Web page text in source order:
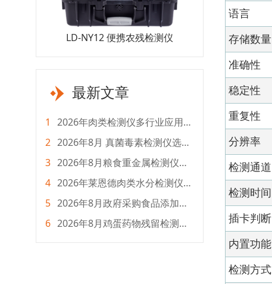
NY12 便携农残检测仪 LD-NSY 农兽药残留检测仪
最新文章
1
2026年肉类检测仪多行业应用选
购指南
2 2026年8月 真菌毒素检测仪选购
指南：全生命周期成本测评
3 2026年8月粮食重金属检测仪选
购指南 全流程采购攻略
4 2026年莱恩德肉类水分检测仪怎
么选？选型对比攻略
5 2026年8月政府采购食品添加剂
检测仪选购指南
6 2026年8月鸡蛋药物残留检测仪
语言
存储数量
准确性
稳定性
重复性
分辨率
检测通道
检测时间
插卡判断
内置功能
检测方式